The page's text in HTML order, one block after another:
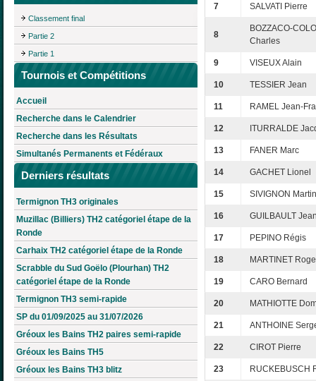
Classement final
Partie 2
Partie 1
Tournois et Compétitions
Accueil
Recherche dans le Calendrier
Recherche dans les Résultats
Simultanés Permanents et Fédéraux
Derniers résultats
Termignon TH3 originales
Muzillac (Billiers) TH2 catégoriel étape de la
Ronde
Carhaix TH2 catégoriel étape de la Ronde
Scrabble du Sud Goëlo (Plourhan) TH2
catégoriel étape de la Ronde
Termignon TH3 semi-rapide
SP du 01/09/2025 au 31/07/2026
Gréoux les Bains TH2 paires semi-rapide
Gréoux les Bains TH5
Gréoux les Bains TH3 blitz
7 SALVATI Pierre
8
BOZZACO-
Charles
9 VISEUX Alain
10 TESSIER Jean
11 RAMEL Jean-
12 ITURRALDE
13 FANER Marc
14 GACHET Lionel
15 SIVIGNON
16 GUILBAULT
17 PEPINO Régis
18 MARTINET
19 CARO Bernard
20 MATHIOTTE
21 ANTHOINE
22 CIROT Pierre
23 RUCKEBUSCH